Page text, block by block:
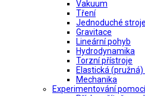
Vakuum
Tření
Jednoduché stroje
Gravitace
Lineární pohyb
Hydrodynamika
Torzní přístroje
Elastická
Mechanika
Experimentování